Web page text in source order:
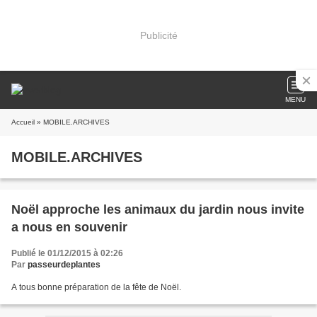
Publicité
MENU
Accueil » MOBILE.ARCHIVES
MOBILE.ARCHIVES
Noël approche les animaux du jardin nous invite
a nous en souvenir
Publié le 01/12/2015 à 02:26
Par passeurdeplantes
A tous bonne préparation de la fête de Noël.